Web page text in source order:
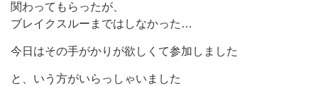
関わってもらったが、
ブレイクスルーまではしなかった…
今日はその手がかりが欲しくて参加しました
と、いう方がいらっしゃいました